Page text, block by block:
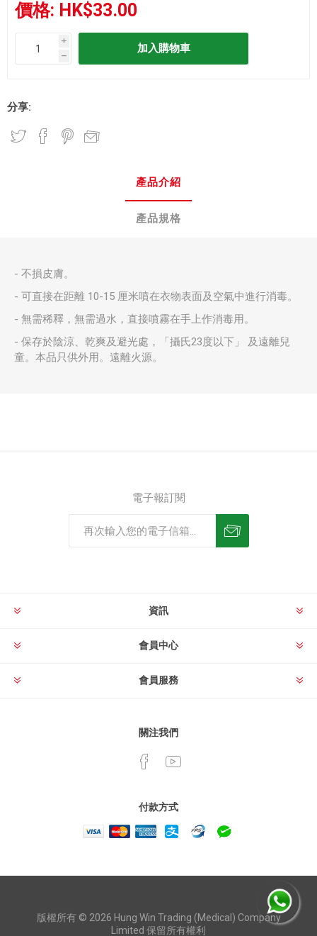
價格: HK$33.00
i
h
分享:
產品介紹
產品規格
- 不損皮膚。
- 可直接在距離 10-15 厘米噴在衣物表面及空氣中進行消毒。
- 無需稀釋，無需過水，直接噴霧在手上作消毒用。
- 保存於陰涼、乾爽及避光處，「攝氏23度以下」 及遠離兒
童。本品只供外用。遠離火源。
電子報訂閱
資訊
會員中心
會員服務
關注我們
付款方式
版權所有 © 2026 Hung Win Trading (Medical) Company
Limited 保留所有權利